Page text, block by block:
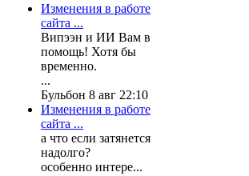
Изменения в работе
сайта ...
Випээн и ИИ Вам в
помощь! Хотя бы
временно.
...
Бульбон 8 авг 22:10
Изменения в работе
сайта ...
а что если затянется
надолго?
особенно интере...